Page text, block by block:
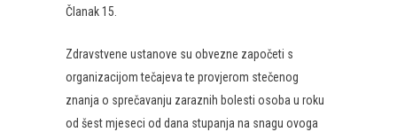
Članak 15.
Zdravstvene ustanove su obvezne započeti s
organizacijom tečajeva te provjerom stečenog
znanja o sprečavanju zaraznih bolesti osoba u roku
od šest mjeseci od dana stupanja na snagu ovoga